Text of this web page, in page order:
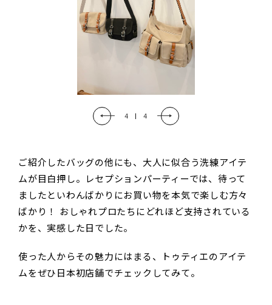
4 | 4
ご紹介したバッグの他にも、大人に似合う洗練アイテ
ムが目白押し。レセプションパーティーでは、待って
ましたといわんばかりにお買い物を本気で楽しむ方々
ばかり！ おしゃれプロたちにどれほど支持されている
かを、実感した日でした。
使った人からその魅力にはまる、トゥティエのアイテ
ムをぜひ日本初店舗でチェックしてみて。